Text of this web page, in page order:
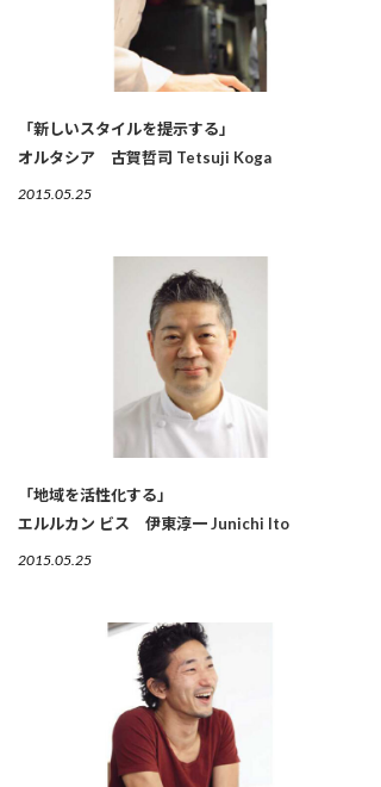
「新しいスタイルを提示する」
オルタシア 古賀哲司 Tetsuji Koga
2015.05.25
「地域を活性化する」
エルルカン ビス 伊東淳一 Junichi Ito
2015.05.25